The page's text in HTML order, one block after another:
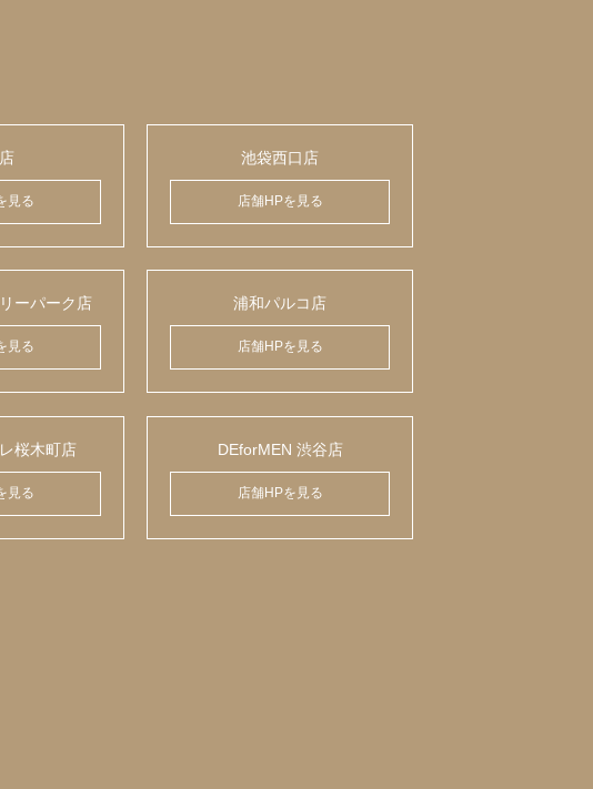
見る
池袋西口店
店舗HPを見る
ーパーク店
見る
浦和パルコ店
店舗HPを見る
桜木町店
見る
DEforMEN 渋谷店
店舗HPを見る